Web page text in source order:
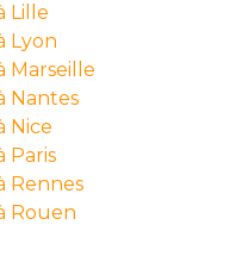
Lille
Lyon
Marseille
Nantes
Nice
Paris
Rennes
Rouen